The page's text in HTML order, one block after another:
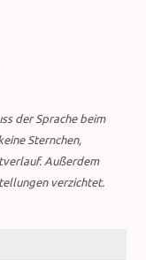
der Sprache beim
Sternchen,
Außerdem
verzichtet.